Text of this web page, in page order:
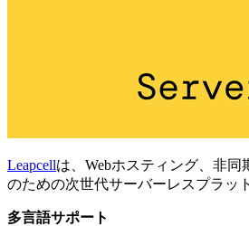
Leapcellは、Webホスティング、非同
のための次世代サーバーレスプラッ
多言語サポート